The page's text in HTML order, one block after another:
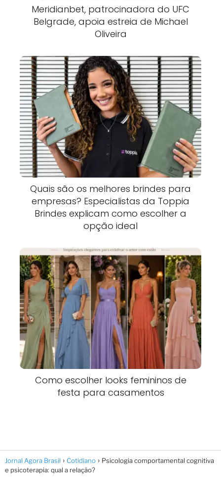
Meridianbet, patrocinadora do UFC
Belgrade, apoia estreia de Michael
Oliveira
Quais são os melhores brindes para
empresas? Especialistas da Toppia
Brindes explicam como escolher a
opção ideal
Como escolher looks femininos de
festa para casamentos
Jornal Agora Brasil Cotidiano
Psicologia comportamental cognitiva
e psicoterapia: qual a relação?